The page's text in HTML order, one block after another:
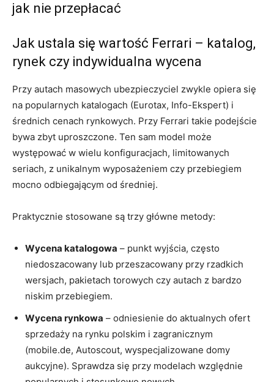
jak nie przepłacać
Jak ustala się wartość Ferrari – katalog,
rynek czy indywidualna wycena
Przy autach masowych ubezpieczyciel zwykle opiera się
na popularnych katalogach (Eurotax, Info-Ekspert) i
średnich cenach rynkowych. Przy Ferrari takie podejście
bywa zbyt uproszczone. Ten sam model może
występować w wielu konfiguracjach, limitowanych
seriach, z unikalnym wyposażeniem czy przebiegiem
mocno odbiegającym od średniej.
Praktycznie stosowane są trzy główne metody:
Wycena katalogowa – punkt wyjścia, często
niedoszacowany lub przeszacowany przy rzadkich
wersjach, pakietach torowych czy autach z bardzo
niskim przebiegiem.
Wycena rynkowa – odniesienie do aktualnych ofert
sprzedaży na rynku polskim i zagranicznym
(mobile.de, Autoscout, wyspecjalizowane domy
aukcyjne). Sprawdza się przy modelach względnie